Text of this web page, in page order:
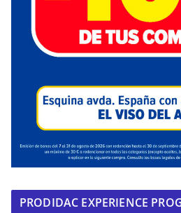
PRODIDAC EXPERIENCE